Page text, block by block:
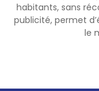
habitants, sans
publicité, permet
le